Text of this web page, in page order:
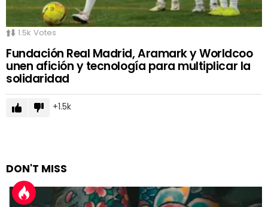
1.5k Votes
Fundación Real Madrid, Aramark y Worldcoo
unen afición y tecnología para multiplicar la
solidaridad
1.5k
DON'T MISS